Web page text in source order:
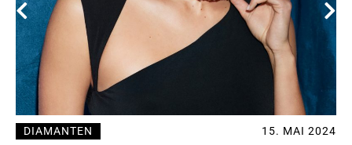
DIAMANTEN 15. MAI 2024